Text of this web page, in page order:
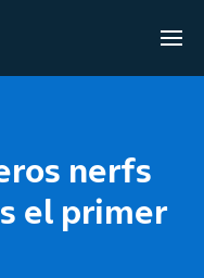
nerfs
el primer